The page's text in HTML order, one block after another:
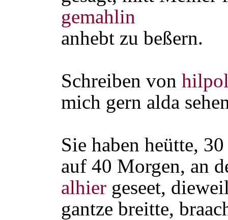
gemahlin
anhebt zu beßern.
Schreiben von
mich gern alda
Sie haben heütte,
auf 40 Morgen, an
alhier geseet,
gantze breitte,